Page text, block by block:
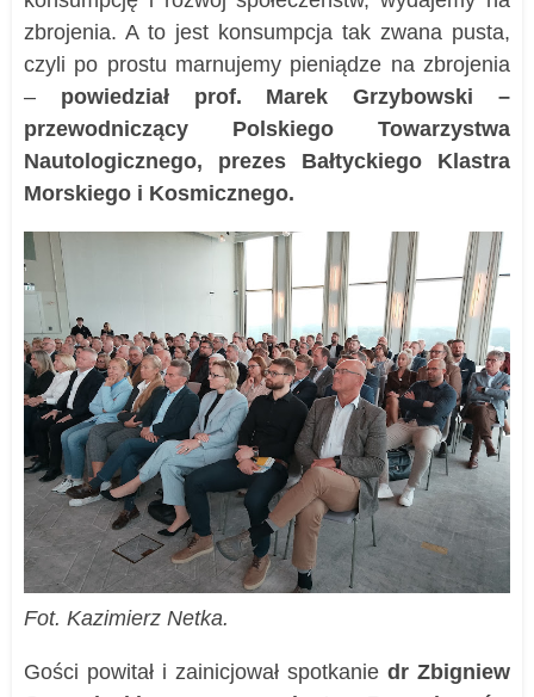
zbrojenia. A to jest konsumpcja tak zwana pusta,
czyli po prostu marnujemy pieniądze na zbrojenia
– powiedział prof. Marek Grzybowski –
przewodniczący Polskiego Towarzystwa
Nautologicznego, prezes Bałtyckiego Klastra
Morskiego i Kosmicznego.
Fot. Kazimierz Netka.
Gości powitał i zainicjował spotkanie dr Zbigniew